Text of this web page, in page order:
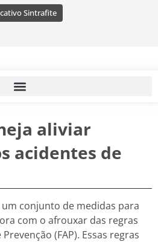
Sintrafite
aliviar
acidentes de
conjunto de medidas para
com o afrouxar das regras
(FAP). Essas regras